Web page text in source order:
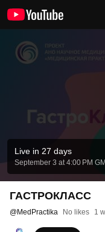
Live in 27 days
September 3 at 4:00 PM
ГАСТРОКЛАСС
@MedPractika No likes 1